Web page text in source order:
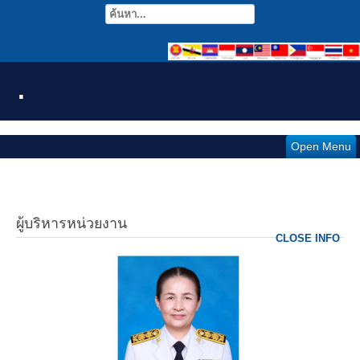
.
Open Menu
ผู้บริหารหน่วยงาน
CLOSE INFO